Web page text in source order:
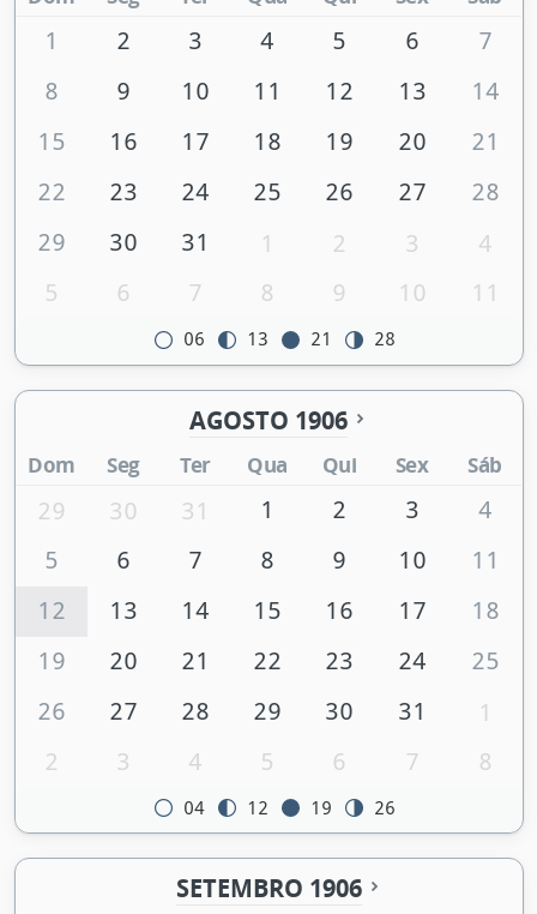
1 2 3 4 5 6
7
8
9 10 11 12 13
14
15
16 17 18 19 20
21
22
23 24 25 26 27
28
29
30 31 1 2 3
4
5
6 7 8 9 10 11
06 13 21 28
AGOSTO 1906
Dom Seg Ter Qua Qui Sex Sáb
29 30 31 1 2 3
4
5
6 7 8 9 10
11
12
13 14 15 16 17
18
19
20 21 22 23 24
25
26
27 28 29 30 31
1
2
3 4 5 6 7 8
04 12 19 26
SETEMBRO 1906